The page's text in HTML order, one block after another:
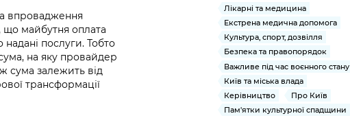
публічну
інформацію
впровадження
що майбутня оплата
послуги. Тобто
на яку провайдер
сума залежить від
трансформації
Лікарні та медицина
Екстрена медична допомога
Культура, спорт, дозвілля
Безпека та правопорядок
Важливе під час воєнного стану
Київ та міська влада
Керівництво
Про Київ
Пам'ятки культурної спадщини